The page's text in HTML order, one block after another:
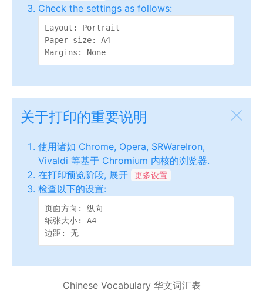
Check the settings as follows:
Layout: Portrait
Paper size: A4
Margins: None
关于打印的重要说明
使用诸如 Chrome, Opera, SRWareIron,
Vivaldi 等基于 Chromium 内核的浏览器.
在打印预览阶段, 展开
更多设置
检查以下的设置:
页面方向: 纵向
纸张大小: A4
边距: 无
Chinese Vocabulary 华文词汇表